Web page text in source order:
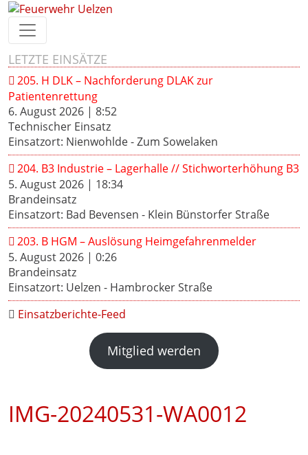
LETZTE EINSÄTZE
205. H DLK – Nachforderung DLAK zur
Patientenrettung
6. August 2026 | 8:52
Technischer Einsatz
Einsatzort: Nienwohlde - Zum Sowelaken
204. B3 Industrie – Lagerhalle // Stichworterhöhung B3
5. August 2026 | 18:34
Brandeinsatz
Einsatzort: Bad Bevensen - Klein Bünstorfer Straße
203. B HGM – Auslösung Heimgefahrenmelder
5. August 2026 | 0:26
Brandeinsatz
Einsatzort: Uelzen - Hambrocker Straße
Einsatzberichte-Feed
Mitglied werden
IMG-20240531-WA0012